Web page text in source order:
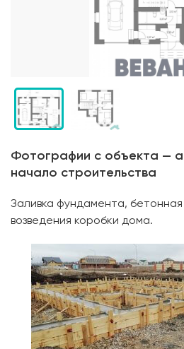
Фотографии с объекта —
начало строительства
Заливка фундамента,
возведения коробки дома.